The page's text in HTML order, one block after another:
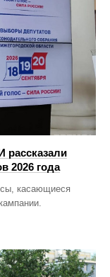
рассказали
2026 года
касающиеся